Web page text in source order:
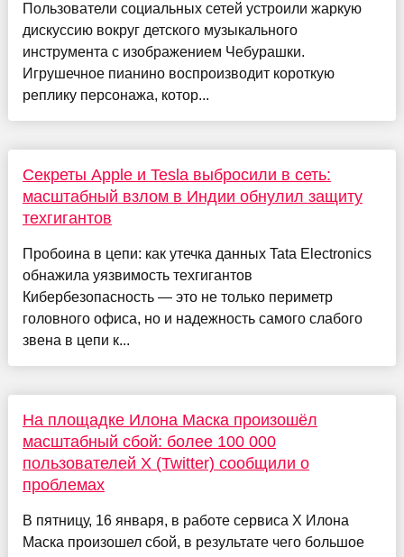
Пользователи социальных сетей устроили жаркую
дискуссию вокруг детского музыкального
инструмента с изображением Чебурашки.
Игрушечное пианино воспроизводит короткую
реплику персонажа, котор...
Секреты Apple и Tesla выбросили в сеть:
масштабный взлом в Индии обнулил защиту
техгигантов
Пробоина в цепи: как утечка данных Tata Electronics
обнажила уязвимость техгигантов
Кибербезопасность — это не только периметр
головного офиса, но и надежность самого слабого
звена в цепи к...
На площадке Илона Маска произошёл
масштабный сбой: более 100 000
пользователей X (Twitter) сообщили о
проблемах
В пятницу, 16 января, в работе сервиса X Илона
Маска произошел сбой, в результате чего большое